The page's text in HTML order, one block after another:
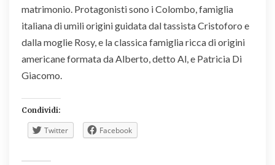
matrimonio. Protagonisti sono i Colombo, famiglia
italiana di umili origini guidata dal tassista Cristoforo e
dalla moglie Rosy, e la classica famiglia ricca di origini
americane formata da Alberto, detto Al, e Patricia Di
Giacomo.
Condividi:
Twitter Facebook